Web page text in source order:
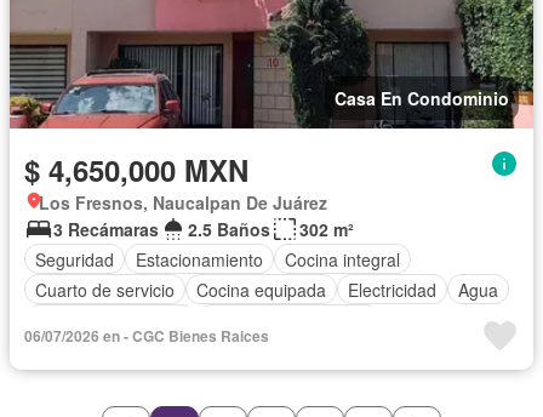
Casa En Condominio
$ 4,650,000 MXN
Los Fresnos, Naucalpan De Juárez
3 Recámaras
2.5 Baños
302 m²
Seguridad
Estacionamiento
Cocina integral
Cuarto de servicio
Cocina equipada Electricidad
Agua
Caseta de vigilancia
Sin amueblar
06/07/2026 en - CGC Bienes Raices